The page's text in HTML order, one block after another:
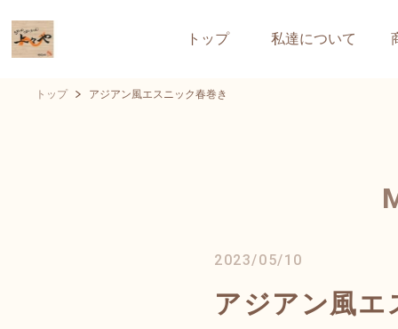
トップ 私達について
トップ アジアン風エスニック春巻き
2023/05/10
アジアン風エ